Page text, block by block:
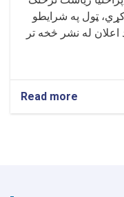
ټول په شرایطو
له نشر څخه تر
Read more
د